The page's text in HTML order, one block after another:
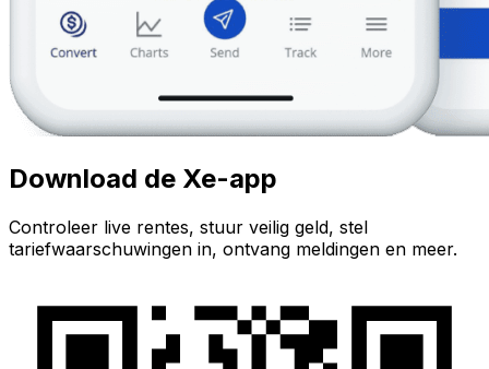
Download de Xe-app
Controleer live rentes, stuur veilig geld, stel
tariefwaarschuwingen in, ontvang meldingen en meer.